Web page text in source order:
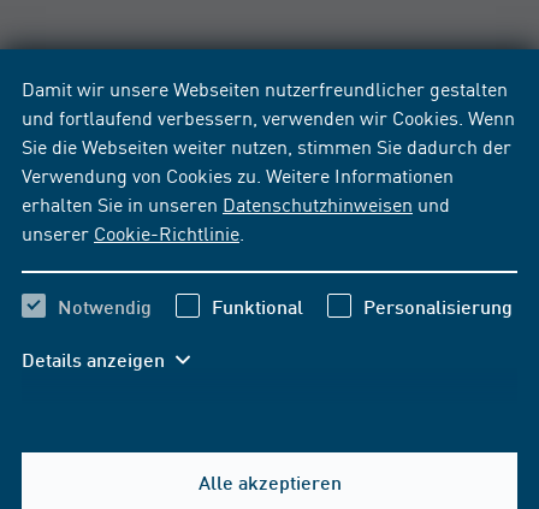
Damit wir unsere Webseiten nutzerfreundlicher gestalten
und fortlaufend verbessern, verwenden wir Cookies. Wenn
Sie die Webseiten weiter nutzen, stimmen Sie dadurch der
Verwendung von Cookies zu. Weitere Informationen
erhalten Sie in unseren Datenschutzhinweisen und
unserer Cookie-Richtlinie
Notwendig Funktional Personalisierung
Details anzeigen
Alle akzeptieren